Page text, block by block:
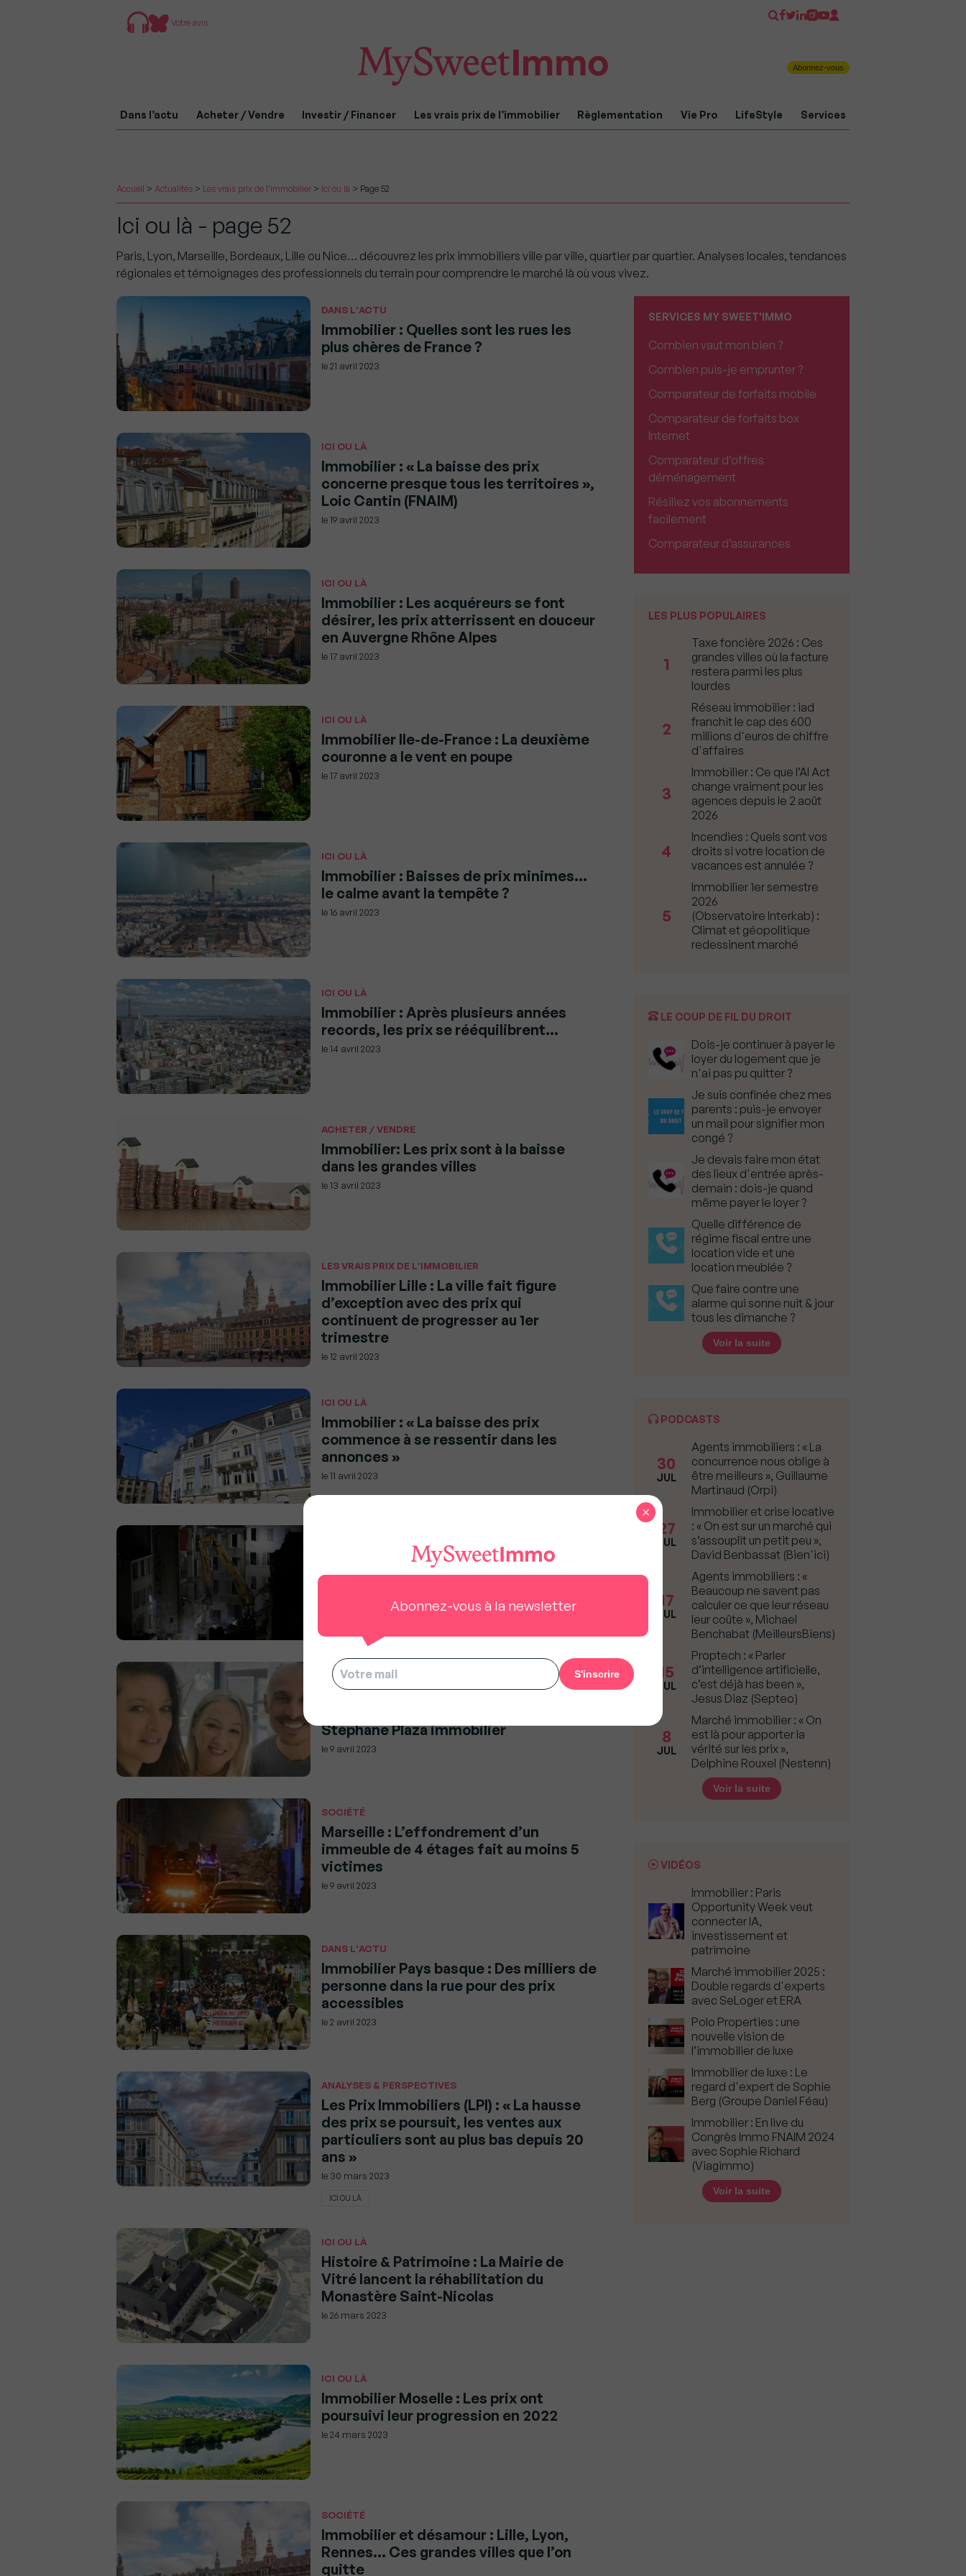
Votre avis
Abonnez-vous
Dans l’actu Acheter / Vendre Investir / Financer Les vrais prix de l’immobilier Règlementation Vie Pro LifeStyle Services
Accueil > Actualités > Les vrais prix de l'immobilier > Ici ou là > Page 52
Ici ou là - page 52
Paris, Lyon, Marseille, Bordeaux, Lille ou Nice… découvrez les prix immobiliers ville par ville, quartier par quartier. Analyses locales, tendances
régionales et témoignages des professionnels du terrain pour comprendre le marché là où vous vivez.
DANS L'ACTU
Immobilier : Quelles sont les rues les
plus chères de France ?
le21 avril 2023
ICI OU LÀ
Immobilier : « La baisse des prix
concerne presque tous les territoires »,
Loic Cantin (FNAIM)
le19 avril 2023
ICI OU LÀ
Immobilier : Les acquéreurs se font
désirer, les prix atterrissent en douceur
en Auvergne Rhône Alpes
le17 avril 2023
ICI OU LÀ
Immobilier Ile-de-France : La deuxième
couronne a le vent en poupe
le17 avril 2023
ICI OU LÀ
Immobilier : Baisses de prix minimes…
le calme avant la tempête ?
le16 avril 2023
ICI OU LÀ
Immobilier : Après plusieurs années
records, les prix se rééquilibrent…
le14 avril 2023
ACHETER / VENDRE
Immobilier: Les prix sont à la baisse
dans les grandes villes
le13 avril 2023
LES VRAIS PRIX DE L'IMMOBILIER
Immobilier Lille : La ville fait figure
d’exception avec des prix qui
continuent de progresser au 1er
trimestre
le12 avril 2023
ICI OU LÀ
Immobilier : « La baisse des prix
commence à se ressentir dans les
annonces »
le11 avril 2023
Marseille bouleversée après
l’effondrement meurtrier d’un
ENTREPRISES ET START UP
Immobilier Limours : Deux amies
Stéphane Plaza immobilier
le9 avril 2023
SOCIÉTÉ
Marseille : L’effondrement d’un
immeuble de 4 étages fait au moins 5
victimes
le9 avril 2023
DANS L'ACTU
Immobilier Pays basque : Des milliers de
personne dans la rue pour des prix
accessibles
le2 avril 2023
ANALYSES & PERSPECTIVES
Les Prix Immobiliers (LPI) : « La hausse
des prix se poursuit, les ventes aux
particuliers sont au plus bas depuis 20
ans »
le 30 mars 2023
ICI OU LÀ
ICI OU LÀ
Histoire & Patrimoine : La Mairie de
Vitré lancent la réhabilitation du
Monastère Saint-Nicolas
le26 mars 2023
ICI OU LÀ
Immobilier Moselle : Les prix ont
poursuivi leur progression en 2022
le24 mars 2023
SOCIÉTÉ
Immobilier et désamour : Lille, Lyon,
Rennes… Ces grandes villes que l’on
quitte
SERVICES MY SWEET'IMMO
Combien vaut mon bien ?
Combien puis-je emprunter ?
Comparateur de forfaits mobile
Comparateur de forfaits box
Internet
Comparateur d’offres
déménagement
Résiliez vos abonnements
facilement
Comparateur d’assurances
LES PLUS POPULAIRES
1
Taxe foncière 2026 : Ces
grandes villes où la facture
restera parmi les plus
lourdes
2
Réseau immobilier : iad
franchit le cap des 600
millions d'euros de chiffre
d'affaires
3
Immobilier : Ce que l’AI Act
change vraiment pour les
agences depuis le 2 août
2026
4
Incendies : Quels sont vos
droits si votre location de
vacances est annulée ?
5
Immobilier 1er semestre
2026
(Observatoire Interkab) :
Climat et géopolitique
redessinent marché
LE COUP DE FIL DU DROIT
Dois-je continuer à payer le
loyer du logement que je
n'ai pas pu quitter ?
Je suis confinée chez mes
parents : puis-je envoyer
un mail pour signifier mon
congé ?
Je devais faire mon état
des lieux d'entrée après-
demain : dois-je quand
même payer le loyer ?
Quelle différence de
régime fiscal entre une
location vide et une
location meublée ?
Que faire contre une
alarme qui sonne nuit & jour
tous les dimanche ?
Voir la suite
PODCASTS
30
JUL
Agents immobiliers : « La
concurrence nous oblige à
être meilleurs », Guillaume
Martinaud (Orpi)
27
JUL
Immobilier et crise locative
: « On est sur un marché qui
s’assouplit un petit peu »,
David Benbassat (Bien'ici)
17
JUL
Agents immobiliers : «
Beaucoup ne savent pas
calculer ce que leur réseau
leur coûte », Michael
Benchabat (MeilleursBiens)
15
JUL
Proptech : « Parler
d’intelligence artificielle,
c’est déjà has been »,
Jesus Diaz (Septeo)
8
JUL
Marché immobilier : « On
est là pour apporter la
vérité sur les prix »,
Delphine Rouxel (Nestenn)
Voir la suite
VIDÉOS
Immobilier : Paris
Opportunity Week veut
connecter IA,
investissement et
patrimoine
Marché immobilier 2025 :
Double regards d'experts
avec SeLoger et ERA
Polo Properties : une
nouvelle vision de
l’immobilier de luxe
Immobilier de luxe : Le
regard d'expert de Sophie
Berg (Groupe Daniel Féau)
Immobilier : En live du
Congrès Immo FNAIM 2024
avec Sophie Richard
(Viagimmo)
Voir la suite
Abonnez-vous à la newsletter
×